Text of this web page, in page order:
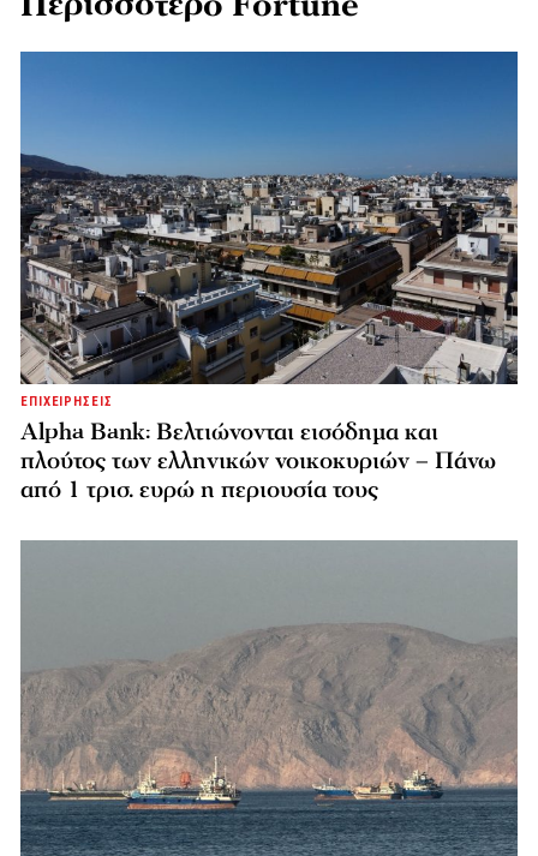
ΕΠΙΧΕΙΡΗΣΕΙΣ
Alpha Bank: Βελτιώνονται εισόδημα και
πλούτος των ελληνικών νοικοκυριών – Πάνω
από 1 τρισ. ευρώ η περιουσία τους